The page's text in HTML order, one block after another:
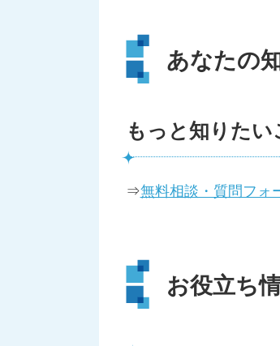
あなたの
もっと知りた
⇒無料相談・質問フォ
お役立ち